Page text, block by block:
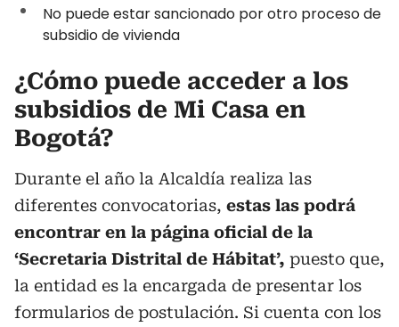
No puede estar sancionado por otro proceso de
subsidio de vivienda
¿Cómo puede acceder a los
subsidios de Mi Casa en
Bogotá?
Durante el año la Alcaldía realiza las
diferentes convocatorias, estas las podrá
encontrar en la página oficial de la
‘Secretaria Distrital de Hábitat’, puesto que,
la entidad es la encargada de presentar los
formularios de postulación. Si cuenta con los